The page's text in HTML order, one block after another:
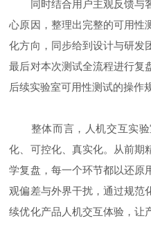
同时结合用户主观反馈与
心原因，整理出完整的可用性
化方向，同步给到设计与研发
最后对本次测试全流程进行复
后续实验室可用性测试的操作
整体而言，人机交互实验
化、可控化、真实化。从前期
学复盘，每一个环节都以还原
观偏差与外界干扰，通过规范
续优化产品人机交互体验，让